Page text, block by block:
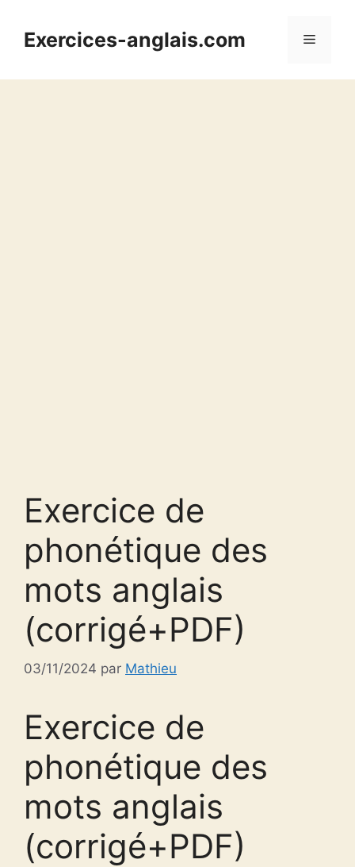
contenuExercices-anglais.com Menu
Exercice de
phonétique des
mots anglais
(corrigé+PDF)
03/11/2024 par Mathieu
Exercice de
phonétique des
mots anglais
(corrigé+PDF)